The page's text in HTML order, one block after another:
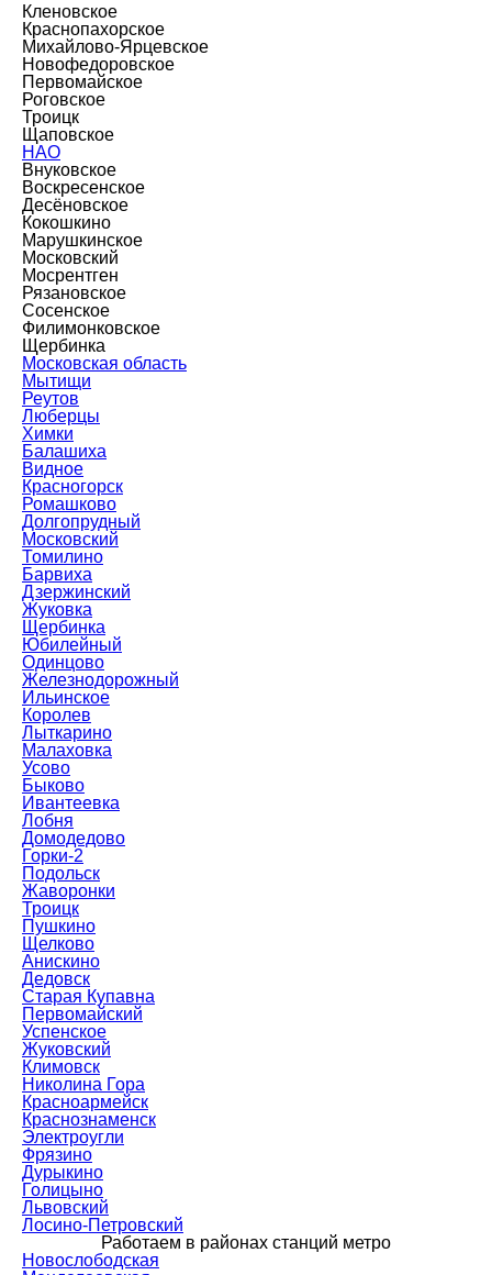
Кленовское
Краснопахорское
Михайлово-Ярцевское
Новофедоровское
Первомайское
Роговское
Троицк
Щаповское
НАО
Внуковское
Воскресенское
Десёновское
Кокошкино
Марушкинское
Московский
Мосрентген
Рязановское
Сосенское
Филимонковское
Щербинка
Московская область
Мытищи
Реутов
Люберцы
Химки
Балашиха
Видное
Красногорск
Ромашково
Долгопрудный
Московский
Томилино
Барвиха
Дзержинский
Жуковка
Щербинка
Юбилейный
Одинцово
Железнодорожный
Ильинское
Королев
Лыткарино
Малаховка
Усово
Быково
Ивантеевка
Лобня
Домодедово
Горки-2
Подольск
Жаворонки
Троицк
Пушкино
Щелково
Анискино
Дедовск
Старая Купавна
Первомайский
Успенское
Жуковский
Климовск
Николина Гора
Красноармейск
Краснознаменск
Электроугли
Фрязино
Дурыкино
Голицыно
Львовский
Лосино-Петровский
Работаем в районах станций метро
Новослободская